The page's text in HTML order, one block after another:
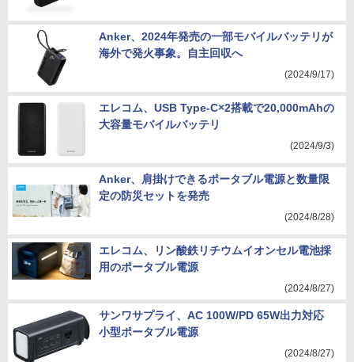
Anker、2024年発売の一部モバイルバッテリが
海外で発火事象。自主回収へ
(2024/9/17)
エレコム、USB Type-C×2搭載で20,000mAhの
大容量モバイルバッテリ
(2024/9/3)
Anker、肩掛けできるポータブル電源と数量限
定の防災セットを発売
(2024/8/28)
エレコム、リン酸鉄リチウムイオンセル電池採
用のポータブル電源
(2024/8/27)
サンワサプライ、AC 100W/PD 65W出力対応
小型ポータブル電源
(2024/8/27)